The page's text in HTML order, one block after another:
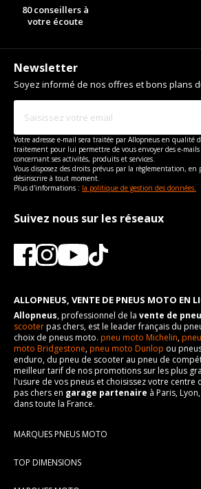
80 conseillers à
votre écoute
Newsletter
Soyez informé de nos offres et bons plans
Votre adresse e-mail sera traitée par Allopneus en qualité
traitement pour lui permettre de vous envoyer des e-
concernant ses activités, produits et services.
Vous disposez des droits prévus par la règlementation, en
désinscrire à tout moment.
Plus d'informations : la politique de gestion des données.
Suivez nous sur les réseaux
ALLOPNEUS, VENTE DE PNEUS MOTO EN
Allopneus, professionnel de la vente de
scooterpas chers, est le leader français du
choix de pneus moto. pneu moto Michelin,
moto Bridgestone,pneu moto Dunlop ou
enduro, du pneu de scooter au pneu de
meilleur tarif de nos promotions sur les plus
l'usure de vos pneus et choisissez votre centre
pas chers en garage partenaire à Paris,
dans toute la France.
MARQUES PNEUS MOTO
TOP DIMENSIONS